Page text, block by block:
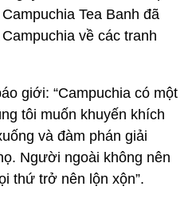
Tea Banh đã
về các tranh
giới: “Campuchia có một
tôi muốn khuyến khích
và đàm phán giải
Người ngoài không nên
thứ trở nên lộn xộn”.